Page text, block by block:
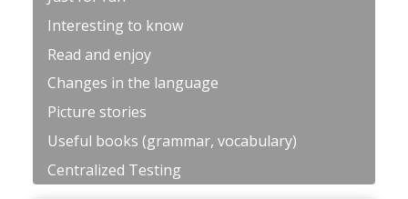
Interesting to know
Read and enjoy
Changes in the language
Picture stories
Useful books (grammar, vocabulary)
Centralized Testing